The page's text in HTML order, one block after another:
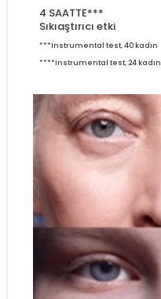
4 SAATTE***
Sıkıaştırıcı etki
***Instrumental test, 40 kadın
****Instrumental test, 24 kadın